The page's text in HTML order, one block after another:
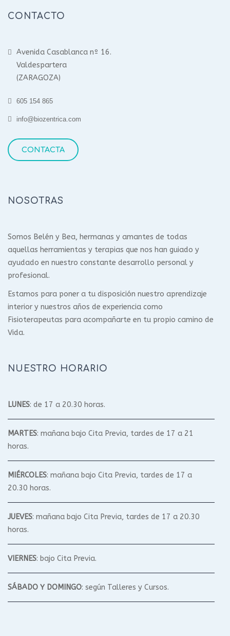
CONTACTO
Avenida Casablanca nº 16.
Valdespartera
(ZARAGOZA)
605 154 865
info@biozentrica.com
CONTACTA
NOSOTRAS
Somos Belén y Bea, hermanas y amantes de todas
aquellas herramientas y terapias que nos han guiado y
ayudado en nuestro constante desarrollo personal y
profesional.
Estamos para poner a tu disposición nuestro aprendizaje
interior y nuestros años de experiencia como
Fisioterapeutas para acompañarte en tu propio camino de
Vida.
NUESTRO HORARIO
LUNES: de 17 a 20.30 horas.
MARTES: mañana bajo Cita Previa, tardes de 17 a 21
horas.
MIÉRCOLES: mañana bajo Cita Previa, tardes de 17 a
20.30 horas.
JUEVES: mañana bajo Cita Previa, tardes de 17 a 20.30
horas.
VIERNES: bajo Cita Previa.
SÁBADO Y DOMINGO: según Talleres y Cursos.